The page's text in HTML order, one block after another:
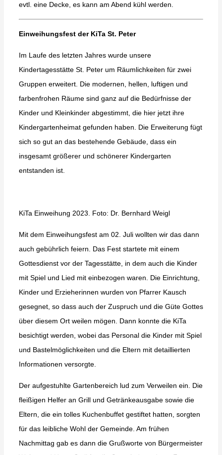
evtl. eine Decke, es kann am Abend kühl werden.
Einweihungsfest der KiTa St. Peter
Im Laufe des letzten Jahres wurde unsere
Kindertagesstätte St. Peter um Räumlichkeiten für zwei
Gruppen erweitert. Die modernen, hellen, luftigen und
farbenfrohen Räume sind ganz auf die Bedürfnisse der
Kinder und Kleinkinder abgestimmt, die hier jetzt ihre
Kindergartenheimat gefunden haben. Die Erweiterung fügt
sich so gut an das bestehende Gebäude, dass ein
insgesamt größerer und schönerer Kindergarten
entstanden ist.
KiTa Einweihung 2023. Foto: Dr. Bernhard Weigl
Mit dem Einweihungsfest am 02. Juli wollten wir das dann
auch gebührlich feiern. Das Fest startete mit einem
Gottesdienst vor der Tagesstätte, in dem auch die Kinder
mit Spiel und Lied mit einbezogen waren. Die Einrichtung,
Kinder und Erzieherinnen wurden von Pfarrer Kausch
gesegnet, so dass auch der Zuspruch und die Güte Gottes
über diesem Ort weilen mögen. Dann konnte die KiTa
besichtigt werden, wobei das Personal die Kinder mit Spiel
und Bastelmöglichkeiten und die Eltern mit detaillierten
Informationen versorgte.
Der aufgestuhlte Gartenbereich lud zum Verweilen ein. Die
fleißigen Helfer an Grill und Getränkeausgabe sowie die
Eltern, die ein tolles Kuchenbuffet gestiftet hatten, sorgten
für das leibliche Wohl der Gemeinde. Am frühen
Nachmittag gab es dann die Grußworte von Bürgermeister